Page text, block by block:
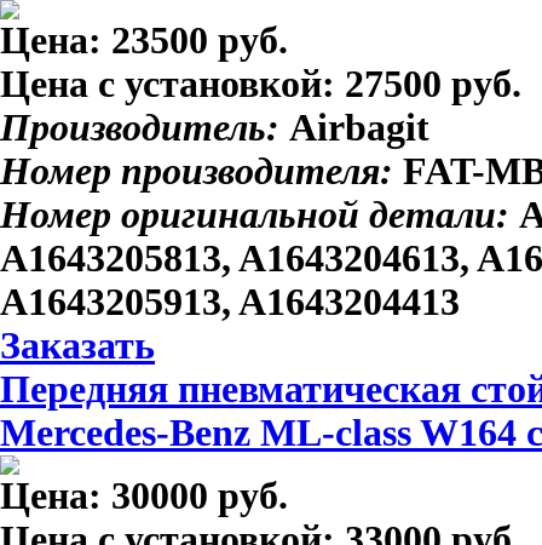
Цена: 23500 руб.
Цена с установкой: 27500 руб.
Производитель: Airbagit
Номер производителя: FAT-
Номер оригинальной детали:
A1643205813, A1643204613,
A1643205913, A1643204413
Заказать
Передняя пневматическая
Mercedes-Benz ML-class W164
Цена: 30000 руб.